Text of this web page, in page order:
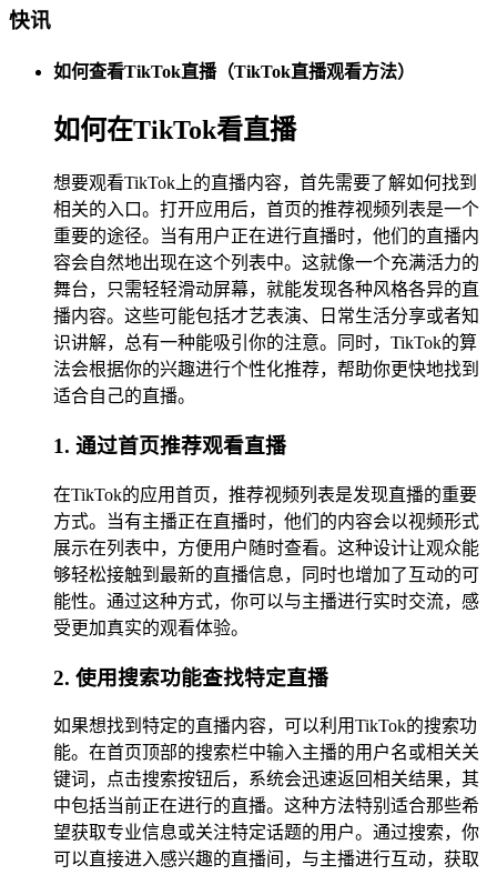
快讯
如何查看TikTok直播（TikTok直播观看方法）
如何在TikTok看直播
想要观看TikTok上的直播内容，首先需要了解如何找到
相关的入口。打开应用后，首页的推荐视频列表是一个
重要的途径。当有用户正在进行直播时，他们的直播内
容会自然地出现在这个列表中。这就像一个充满活力的
舞台，只需轻轻滑动屏幕，就能发现各种风格各异的直
播内容。这些可能包括才艺表演、日常生活分享或者知
识讲解，总有一种能吸引你的注意。同时，TikTok的算
法会根据你的兴趣进行个性化推荐，帮助你更快地找到
适合自己的直播。
1. 通过首页推荐观看直播
在TikTok的应用首页，推荐视频列表是发现直播的重要
方式。当有主播正在直播时，他们的内容会以视频形式
展示在列表中，方便用户随时查看。这种设计让观众能
够轻松接触到最新的直播信息，同时也增加了互动的可
能性。通过这种方式，你可以与主播进行实时交流，感
受更加真实的观看体验。
2. 使用搜索功能查找特定直播
如果想找到特定的直播内容，可以利用TikTok的搜索功
能。在首页顶部的搜索栏中输入主播的用户名或相关关
键词，点击搜索按钮后，系统会迅速返回相关结果，其
中包括当前正在进行的直播。这种方法特别适合那些希
望获取专业信息或关注特定话题的用户。通过搜索，你
可以直接进入感兴趣的直播间，与主播进行互动，获取